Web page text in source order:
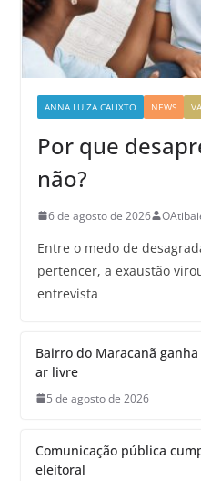
ANNA LUIZA CALIXTO NEWS
Por que
não?
6 de agosto de 2026
Entre o medo de
pertencer, a exaustão
entrevista
Bairro do Maracanã
ar livre
5 de agosto de 2026
Comunicação pública
eleitoral